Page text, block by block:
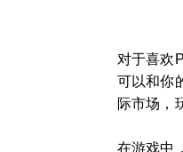
对于喜欢
可以和你
际市场，
在游戏中